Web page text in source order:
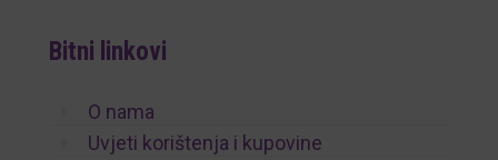
Bitni linkovi
O nama
Uvjeti korištenja i kupovine